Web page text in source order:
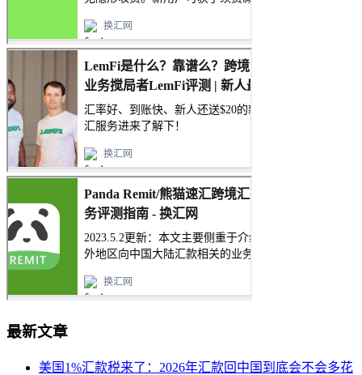
最新文章
美国1%汇款税来了：2026年汇款回中国到底会不会多花